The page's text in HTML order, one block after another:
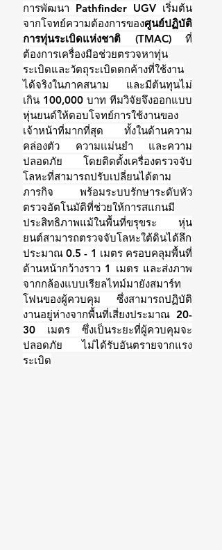
การพัฒนา Pathfinder UGV เริ่มต้น
จากโจทย์ความต้องการของศูนย์ปฏิบัติ
การทุ่นระเบิดแห่งชาติ (TMAC) ที่
ต้องการเครื่องมือช่วยตรวจหาทุ่น
ระเบิดและวัตถุระเบิดตกค้างที่ใช้งาน
ได้จริงในภาคสนาม และมีต้นทุนไม่
เกิน 100,000 บาท ทีมวิจัยจึงออกแบบ
หุ่นยนต์ให้ตอบโจทย์การใช้งานของ
เจ้าหน้าที่มากที่สุด ทั้งในด้านความ
คล่องตัว ความแม่นยำ และความ
ปลอดภัย โดยติดตั้งเครื่องตรวจจับ
โลหะที่สามารถปรับเปลี่ยนได้ตาม
ภารกิจ พร้อมระบบรักษาระดับหัว
ตรวจอัตโนมัติที่ช่วยให้การสแกนมี
ประสิทธิภาพแม้ในพื้นที่ขรุขระ หุ่น
ยนต์สามารถตรวจจับโลหะใต้ดินได้ลึก
ประมาณ 0.5 - 1 เมตร ครอบคลุมพื้นที่
ด้านหน้ากว้างราว 1 เมตร และส่งภาพ
จากกล้องแบบเรียลไทม์มายังสมาร์ท
โฟนของผู้ควบคุม ซึ่งสามารถปฏิบัติ
งานอยู่ห่างจากพื้นที่เสี่ยงประมาณ 20-
30 เมตร ซึ่งเป็นระยะที่ผู้ควบคุมจะ
ปลอดภัย ไม่ได้รับอันตรายจากแรง
ระเบิด